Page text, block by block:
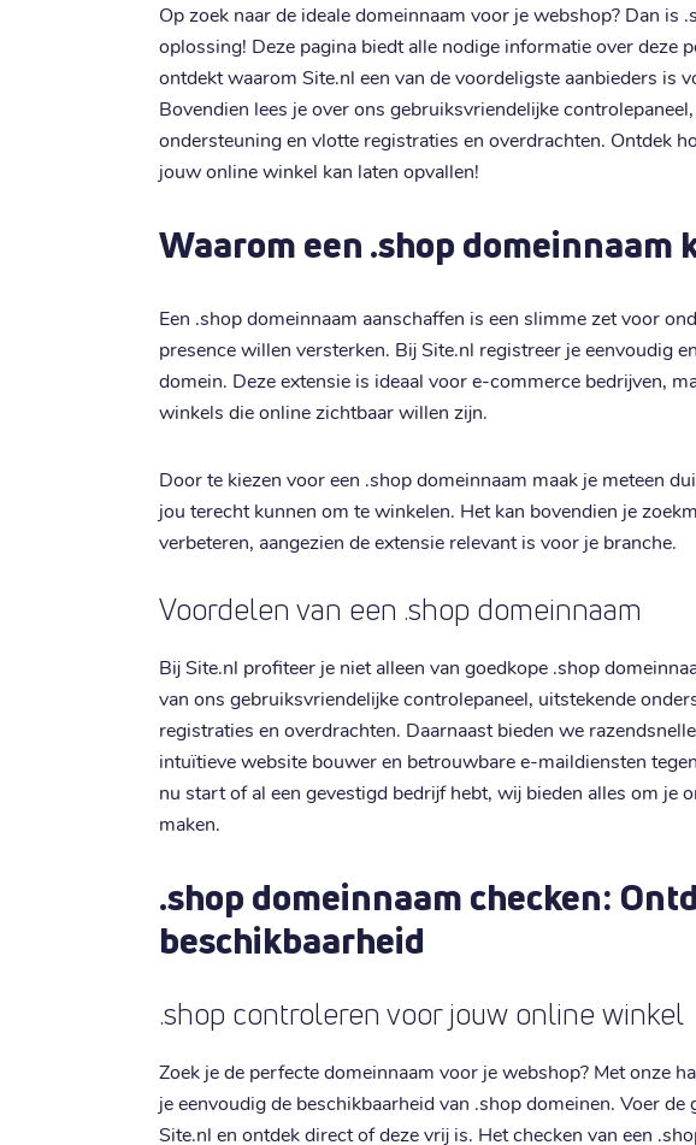
Op zoek naar de ideale domeinnaam voor je webshop? Dan is
oplossing! Deze pagina biedt alle nodige informatie over deze
ontdekt waarom Site.nl een van de voordeligste aanbieders is
Bovendien lees je over ons gebruiksvriendelijke
ondersteuning en vlotte registraties en overdrachten. Ontdek
jouw online winkel kan laten opvallen!
Waarom een .shop domeinnaam
Een .shop domeinnaam aanschaffen is een slimme zet voor
presence willen versterken. Bij Site.nl registreer je eenvoudig
domein. Deze extensie is ideaal voor e-commerce bedrijven,
winkels die online zichtbaar willen zijn.
Door te kiezen voor een .shop domeinnaam maak je meteen
jou terecht kunnen om te winkelen. Het kan bovendien je
verbeteren, aangezien de extensie relevant is voor je branche.
Voordelen van een .shop domeinnaam
Bij Site.nl profiteer je niet alleen van goedkope .shop
van ons gebruiksvriendelijke controlepaneel, uitstekende
registraties en overdrachten. Daarnaast bieden we
intuïtieve website bouwer en betrouwbare e-maildiensten
nu start of al een gevestigd bedrijf hebt, wij bieden alles om je
maken.
.shop domeinnaam checken:
beschikbaarheid
.shop controleren voor jouw online winkel
Zoek je de perfecte domeinnaam voor je webshop? Met onze
je eenvoudig de beschikbaarheid van .shop domeinen. Voer de
Site.nl en ontdek direct of deze vrij is. Het checken van een